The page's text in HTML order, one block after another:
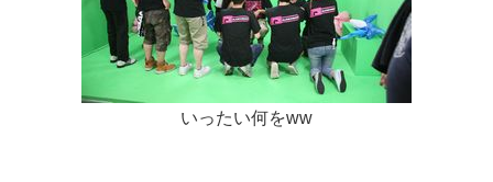
いったい何をww